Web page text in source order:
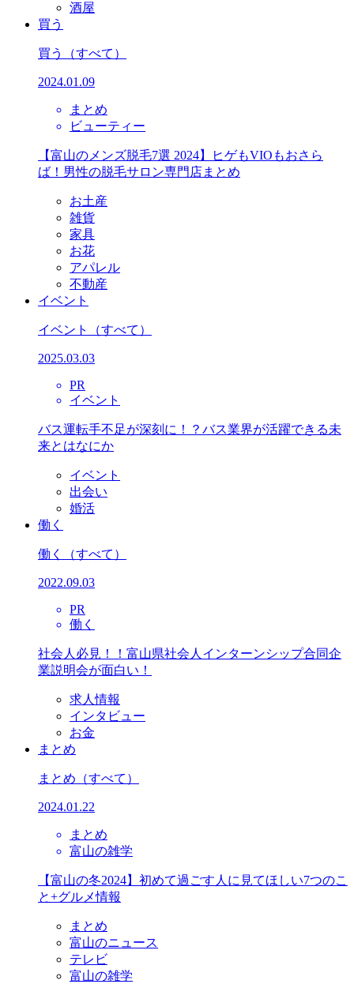
酒屋
買う
買う （すべて）
2024.01.09
まとめ
ビューティー
【富山のメンズ脱毛7選 2024】ヒゲもVIOもおさら
ば！男性の脱毛サロン専門店まとめ
お土産
雑貨
家具
お花
アパレル
不動産
イベント
イベント （すべて）
2025.03.03
PR
イベント
バス運転手不足が深刻に！？バス業界が活躍できる未
来とはなにか
イベント
出会い
婚活
働く
働く （すべて）
2022.09.03
PR
働く
社会人必見！！富山県社会人インターンシップ合同企
業説明会が面白い！
求人情報
インタビュー
お金
まとめ
まとめ （すべて）
2024.01.22
まとめ
富山の雑学
【富山の冬2024】初めて過ごす人に見てほしい7つのこ
と+グルメ情報
まとめ
富山のニュース
テレビ
富山の雑学